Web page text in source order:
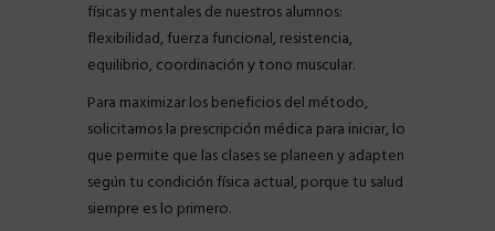
físicas y mentales de nuestros alumnos:
flexibilidad, fuerza funcional, resistencia,
equilibrio, coordinación y tono muscular.
Para maximizar los beneficios del método,
solicitamos la prescripción médica para iniciar, lo
que permite que las clases se planeen y adapten
según tu condición física actual, porque tu salud
siempre es lo primero.